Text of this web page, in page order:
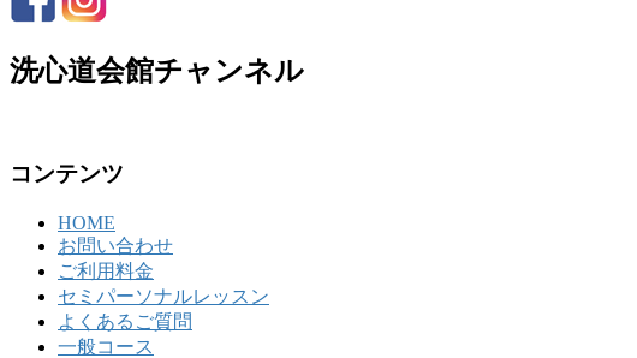
洗心道会館チャンネル
コンテンツ
HOME
お問い合わせ
ご利用料金
セミパーソナルレッスン
よくあるご質問
一般コース